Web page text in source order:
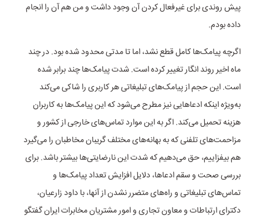
پیش روندی برای غیرفعال کردن آن وجود داشت و من هم آن را انجام
داده بودم.
اگرچه پیامک‌ها کامل قطع نشد، اما تا مدتی محدود شده بود. در چند
ماه اخیر روند انگار تغییر کرده است. شدت پیامک‌ها چند برابر شده
است. این حجم از پیامک‌های تبلیغاتی هر کاربری را شاکی می‌کند
به‌ویژه اینکه ادعا‌هایی نیز مطرح می‌شود که این پیامک‌ها به کاربران
هزینه تحمیل می‌کند. اگر به این موارد تماس‌های خارجی از کشور و
مزاحمت‌های تلفنی که به بهانه‌های مختلف گریبان مخاطبان را می‌گیرد
هم بیفزاییم، حق می‌دهیم که شدت این نارضایتی‌ها بیشتر باشد. برای
بررسی صحت و سقم ادعاها، دلایل افزایش تعداد پیامک‌ها و
تماس‌های تبلیغاتی و راه‌های متضرر نشدن از آنها، با داود زارعیان،
دکترای ارتباطات و معاون تجاری و امور مشتریان مخابرات ایران گفتگو